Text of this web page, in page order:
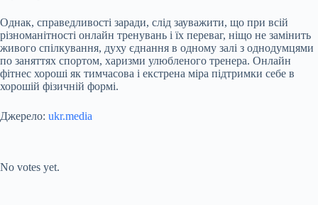
Однак, справедливості заради, слід зауважити, що при всій
різноманітності онлайн тренувань і їх переваг, ніщо не замінить
живого спілкування, духу єднання в одному залі з однодумцями
по заняттях спортом, харизми улюбленого тренера. Онлайн
фітнес хороші як тимчасова і екстрена міра підтримки себе в
хорошій фізичній формі.
Джерело: ukr.media
No votes yet.